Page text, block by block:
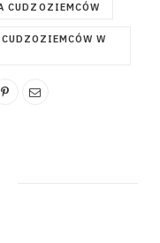
CUDZOZIEMCÓW
W